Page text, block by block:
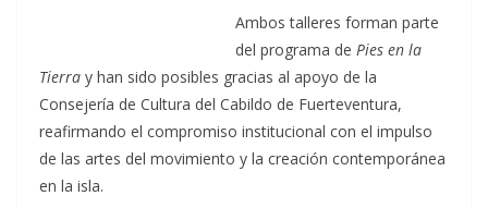
Ambos talleres forman parte
del programa de Pies en la
Tierra y han sido posibles gracias al apoyo de la
Consejería de Cultura del Cabildo de Fuerteventura,
reafirmando el compromiso institucional con el impulso
de las artes del movimiento y la creación contemporánea
en la isla.